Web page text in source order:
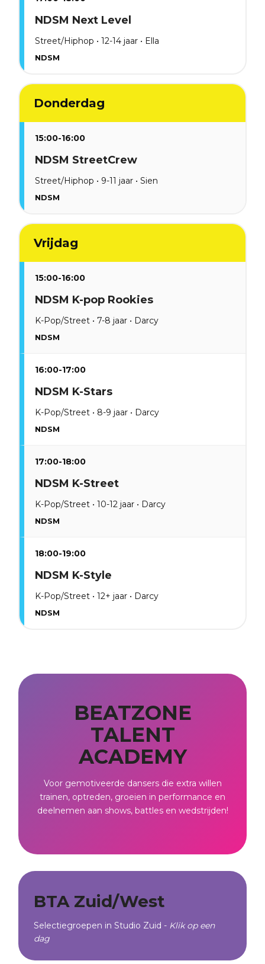
NDSM Next Level
Street/Hiphop • 12-14 jaar • Ella
NDSM
Donderdag
15:00-16:00
NDSM StreetCrew
Street/Hiphop • 9-11 jaar • Sien
NDSM
Vrijdag
15:00-16:00
NDSM K-pop Rookies
K-Pop/Street • 7-8 jaar • Darcy
NDSM
16:00-17:00
NDSM K-Stars
K-Pop/Street • 8-9 jaar • Darcy
NDSM
17:00-18:00
NDSM K-Street
K-Pop/Street • 10-12 jaar • Darcy
NDSM
18:00-19:00
NDSM K-Style
K-Pop/Street • 12+ jaar • Darcy
NDSM
BEATZONE
TALENT
ACADEMY
Voor gemotiveerde dansers die extra willen
trainen, optreden, groeien in performance en
deelnemen aan shows, battles en wedstrijden!
BTA Zuid/West
Selectiegroepen in Studio Zuid - Klik op een
dag